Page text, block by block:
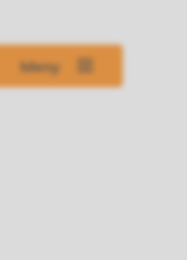
Meny